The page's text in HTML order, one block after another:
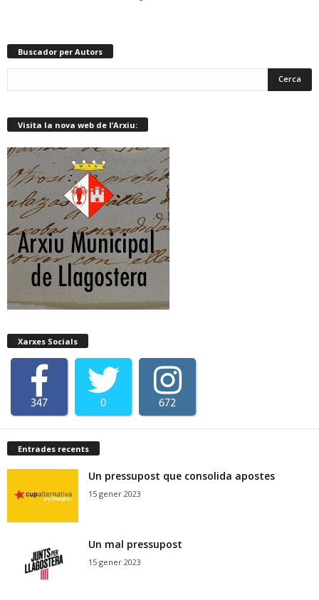
Buscador per Autors
Visita la nova web de l’Arxiu:
Xarxes Socials
347 0 672
Entrades recents
Un pressupost que consolida apostes
15 gener 2023
Un mal pressupost
15 gener 2023